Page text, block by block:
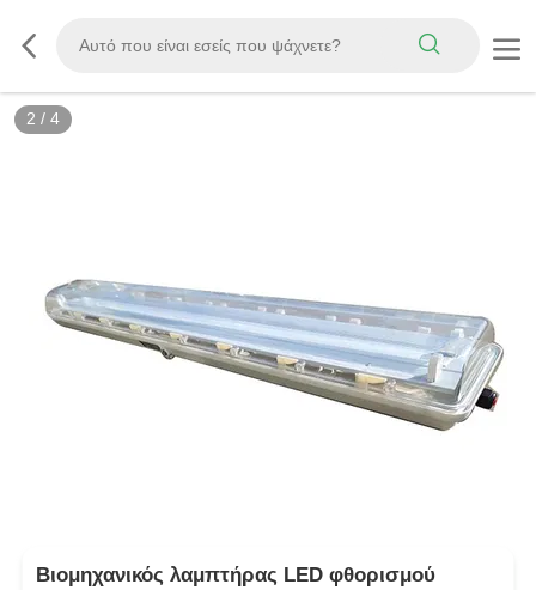
2 / 4
Βιομηχανικός λαμπτήρας LED φθορισμού